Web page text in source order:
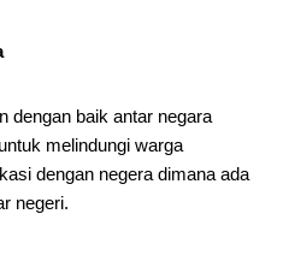
dengan baik antar negara
melindungi warga
dengan negera dimana ada
negeri.